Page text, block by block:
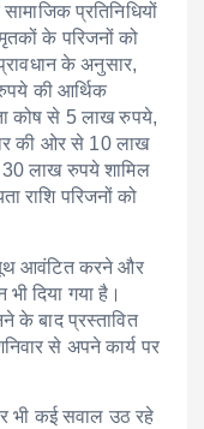
प्रतिनिधियों
के परिजनों को
के अनुसार,
की आर्थिक
कोष से 5 लाख रुपये,
की ओर से 10 लाख
लाख रुपये शामिल
राशि परिजनों को
आवंटित करने और
दिया गया है।
के बाद प्रस्तावित
से अपने कार्य पर
भी कई सवाल उठ रहे